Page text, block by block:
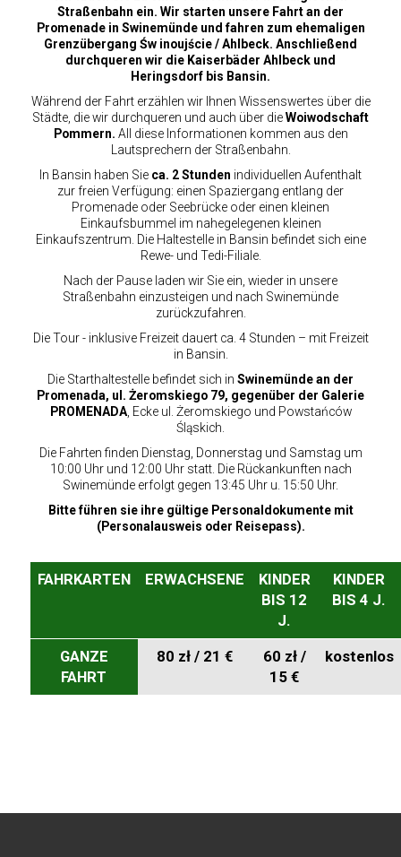
Straßenbahn ein. Wir starten unsere Fahrt an der
Promenade in Swinemünde und fahren zum ehemaligen
Grenzübergang Św inoujście / Ahlbeck. Anschließend
durchqueren wir die Kaiserbäder Ahlbeck und
Heringsdorf bis Bansin.
Während der Fahrt erzählen wir Ihnen Wissenswertes über die
Städte, die wir durchqueren und auch über dieWoiwodschaft
Pommern. All diese Informationen kommen aus den
Lautsprechern der Straßenbahn.
In Bansin haben Sie ca. 2 Stunden individuellen Aufenthalt
zur freien Verfügung: einen Spaziergang entlang der
Promenade oder Seebrücke oder einen kleinen
Einkaufsbummel im nahegelegenen kleinen
Einkaufszentrum. Die Haltestelle in Bansin befindet sich eine
Rewe- und Tedi-Filiale.
Nach der Pause laden wir Sie ein, wieder in unsere
Straßenbahn einzusteigen und nach Swinemünde
zurückzufahren.
Die Tour - inklusive Freizeit dauert ca. 4 Stunden – mit Freizeit
in Bansin.
Die Starthaltestelle befindet sich in Swinemünde an der
Promenada, ul. Żeromskiego 79, gegenüber der Galerie
PROMENADA, Ecke ul. Żeromskiego und Powstańców
Śląskich.
Die Fahrten finden Dienstag, Donnerstag und Samstag um
10:00 Uhr und 12:00 Uhr statt. Die Rückankunften nach
Swinemünde erfolgt gegen 13:45 Uhr u. 15:50 Uhr.
Bitte führen sie ihre gültige Personaldokumente mit
(Personalausweis oder Reisepass).
FAHRKARTEN ERWACHSENE
KINDER
BIS 12
J.
KINDER
BIS 4 J.
GANZE
FAHRT
80 zł / 21 €
60 zł /
15 €
kostenlos